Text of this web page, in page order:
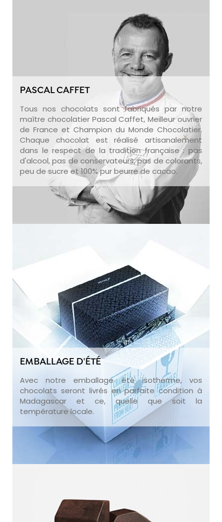
PASCAL CAFFET
Tous nos chocolats sont fabriqués par notre
maître chocolatier Pascal Caffet, Meilleur ouvrier
de France et Champion du Monde Chocolatier.
Chaque chocolat est réalisé artisanalement
dans le respect de la tradition française : pas
d'alcool, pas de conservateurs, pas de colorants,
peu de sucre et 100% pur beurre de cacao.
EMBALLAGE D'ÉTÉ
Avec notre emballage été isotherme, vos
chocolats seront livrés en parfaite condition à
Madagascar et ce, quelle que soit la
température locale.